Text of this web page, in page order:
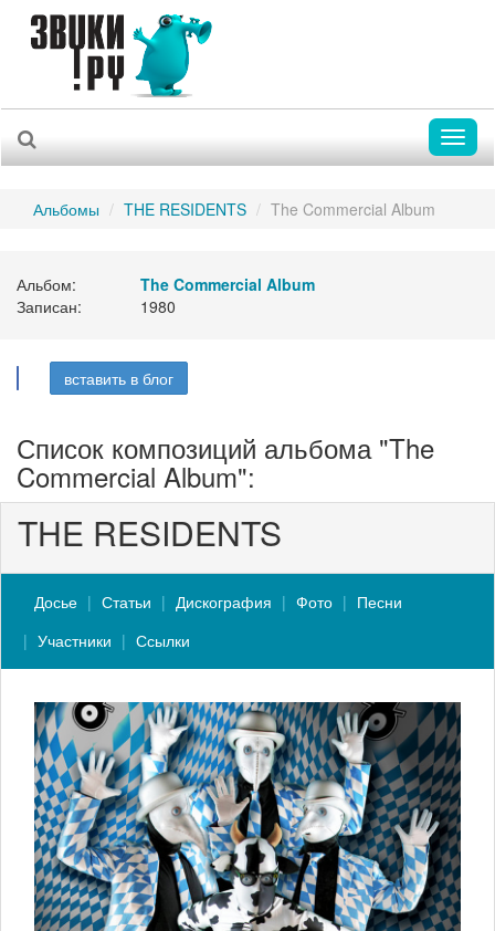
Альбомы THE RESIDENTS The Commercial Album
Альбом:
The Commercial Album
Записан:
1980
вставить в блог
Список композиций альбома "The
Commercial Album":
THE RESIDENTS
Досье Статьи Дискография Фото
Песни
Участники
Ссылки